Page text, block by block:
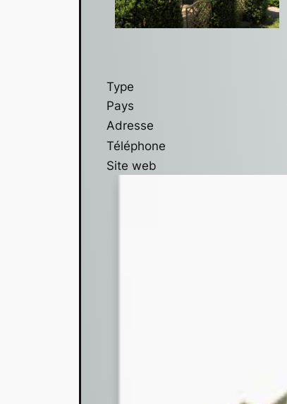
Type
Pays
Adresse
Téléphone
Site web